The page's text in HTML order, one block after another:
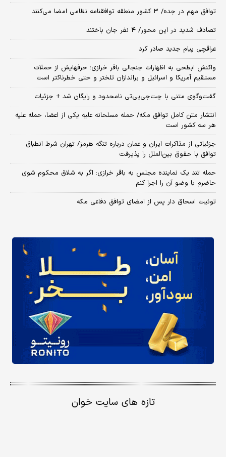
توافق مهم در جده/ ۳ کشور منطقه توافقنامه نظامی امضا می‌کنند
تصادف شدید در این محور/ ۴ نفر جان باختند
عراقچی پیام جدید صادر کرد
واکنش ابطحی به اظهارات جنجالی باقر خرازی؛ حرفهایش از حملات
مستقیم آمریکا و اسرائیل و براندازان تلختر و حتی خطرناکتر است
گفت‌وگوی متنی با چت‌جی‌پی‌تی نامحدود و رایگان شد + جزئیات
انتشار متن کامل توافق مکه/ حمله مسلحانه علیه یکی از اعضا، حمله علیه
هر سه کشور است
جزئیاتی از مذاکرات ایران و عمان درباره تنگه هرمز/ تهران شرط انطباق
توافق با حقوق بین‌الملل را پذیرفت
حمله تند یک نماینده مجلس به باقر خرازی: اگر به شلاق محکوم شوی
حاضرم با وضو آن را اجرا کنم
توئیت اسحاق دار پس از امضای توافق دفاعی مکه
تازه های سایت خوان